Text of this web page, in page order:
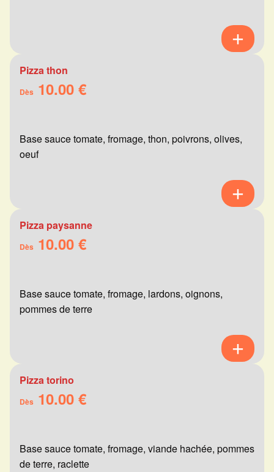
Pizza thon
Dès 10.00 €
Base sauce tomate, fromage, thon, poivrons, olives,
oeuf
Pizza paysanne
Dès 10.00 €
Base sauce tomate, fromage, lardons, oignons,
pommes de terre
Pizza torino
Dès 10.00 €
Base sauce tomate, fromage, viande hachée, pommes
de terre, raclette